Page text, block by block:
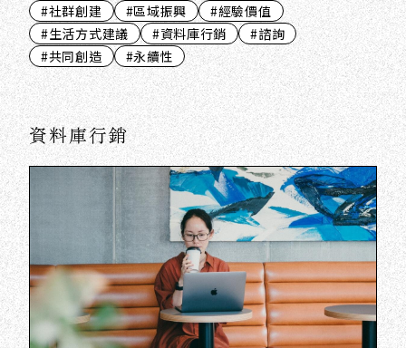
#社群創建 #區域振興
#經驗價值
#生活方式建議
#資料庫行銷
#諮詢
#共同創造
#永續性
資料庫行銷